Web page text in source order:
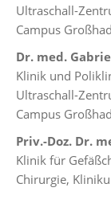
Ultraschall-
Campus
Dr. med.
Klinik und
Ultraschall-
Campus
Priv.-Doz. Dr.
Klinik für
Chirurgie,